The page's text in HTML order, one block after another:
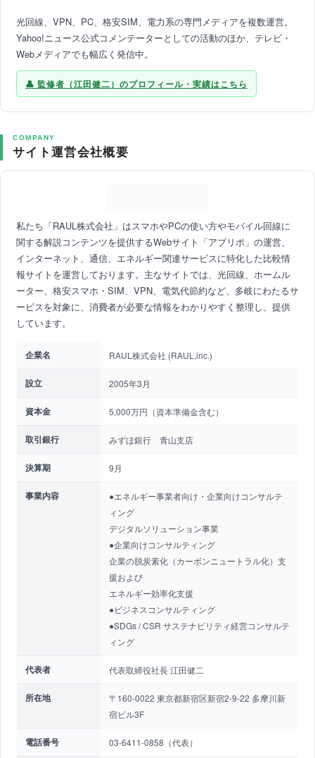
光回線、VPN、PC、格安SIM、電力系の専門メディアを複数運営。
Yahoo!ニュース公式コメンテーターとしての活動のほか、テレビ・
Webメディアでも幅広く発信中。
監修者（江田健二）のプロフィール・実績はこちら
COMPANY
サイト運営会社概要
私たち「RAUL株式会社」はスマホやPCの使い方やモバイル回線に
関する解説コンテンツを提供するWebサイト「アプリポ」の運営、
インターネット、通信、エネルギー関連サービスに特化した比較情
報サイトを運営しております。主なサイトでは、光回線、ホームル
ーター、格安スマホ・SIM、VPN、電気代節約など、多岐にわたるサ
ービスを対象に、消費者が必要な情報をわかりやすく整理し、提供
しています。
企業名 RAUL株式会社 (RAUL,inc.)
設立 2005年3月
資本金 5,000万円（資本準備金含む）
取引銀行 みずほ銀行 青山支店
決算期 9月
事業内容
●エネルギー事業者向け・企業向けコンサルテ
ィング
デジタルソリューション事業
●企業向けコンサルティング
企業の脱炭素化（カーボンニュートラル化）支
援および
エネルギー効率化支援
●ビジネスコンサルティング
●SDGs / CSR サステナビリティ経営コンサルテ
ィング
代表者 代表取締役社長 江田健二
所在地
〒160-0022 東京都新宿区新宿2-9-22 多摩川新
宿ビル3F
電話番号 03-6411-0858（代表）